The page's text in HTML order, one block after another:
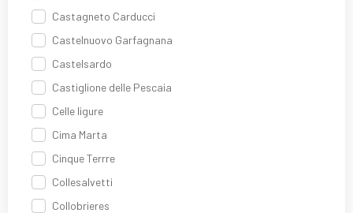
Castagneto Carducci
Castelnuovo Garfagnana
Castelsardo
Castiglione delle Pescaia
Celle ligure
Cima Marta
Cinque Terrre
Collesalvetti
Collobrieres